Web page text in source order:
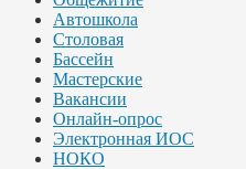
Автошкола
Столовая
Бассейн
Мастерские
Вакансии
Онлайн-опрос
Электронная ИОС
НОКО